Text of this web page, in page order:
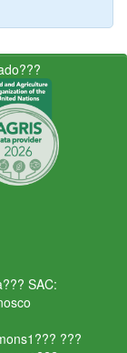
SAC:
???